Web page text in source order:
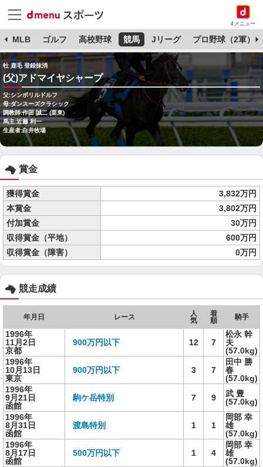
dメニュー
MLB ゴルフ 高校野球 競馬 Jリーグ プロ野球（2軍）
牡 鹿毛 登録抹消
(父)アドマイヤシャープ
父:シンボリルドルフ
母:ダンスーズクラシック
調教師:作田 誠二 (栗東)
馬主:近藤 利一
生産者:白井牧場
賞金
獲得賞金
3,832万円
本賞金
3,802万円
付加賞金
30万円
収得賞金（平地）
600万円
収得賞金（障害）
0万円
競走成績
年月日 レース
人
気
着
順
騎手
1996年
11月2日
京都
900万円以下 12 7
松永 幹
夫
(57.0kg)
1996年
10月13日
東京
900万円以下 3 7
田中 勝
春
(57.0kg)
1996年
9月21日
函館
駒ケ岳特別 7 9
武 豊
(57.0kg)
1996年
8月31日
函館
渡島特別 1 1
岡部 幸
雄
(57.0kg)
1996年
8月17日
函館
500万円以下 1 4
岡部 幸
雄
(57.0kg)